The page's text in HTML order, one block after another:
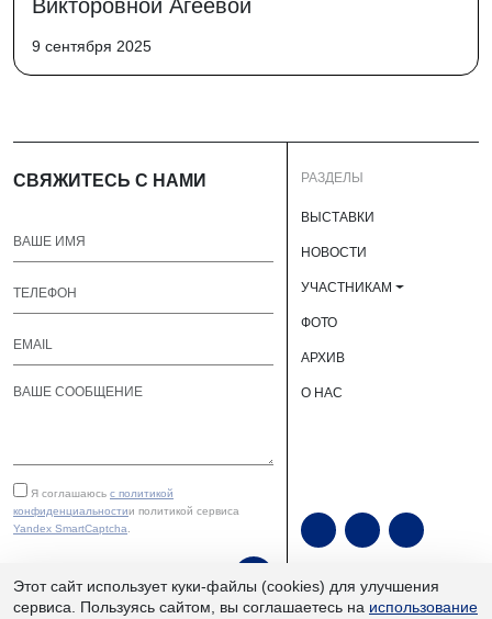
Викторовной Агеевой
9 сентября 2025
СВЯЖИТЕСЬ С НАМИ
Я соглашаюсь с политикой
конфиденциальностии политикой сервиса
Yandex SmartCaptcha
РАЗДЕЛЫ
ВЫСТАВКИ
НОВОСТИ
УЧАСТНИКАМ
ФОТО
АРХИВ
О НАС
Этот сайт использует куки-файлы (cookies) для улучшения
сервиса. Пользуясь сайтом, вы соглашаетесь на использование